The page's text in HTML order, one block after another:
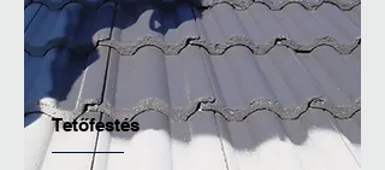
Tetőfestés